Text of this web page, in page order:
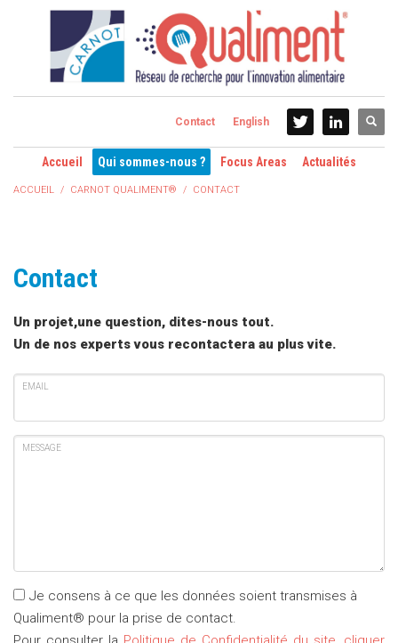
Contact English
Accueil Qui sommes-nous ? Focus Areas Actualités
ACCUEIL CARNOT QUALIMENT® CONTACT
Contact
Un projet,une question, dites-nous tout.
Un de nos experts vous recontactera au plus vite.
EMAIL
MESSAGE
Je consens à ce que les données soient transmises à
Qualiment® pour la prise de contact.